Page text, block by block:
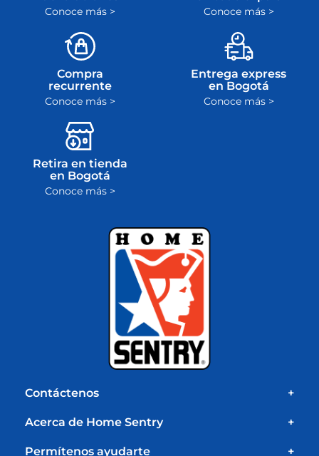
Conoce más > Conoce más >
Compra
recurrente
Conoce más >
Entrega express
en Bogotá
Conoce más >
Retira en tienda
en Bogotá
Conoce más >
Contáctenos +
Acerca de Home Sentry +
Permítenos ayudarte +